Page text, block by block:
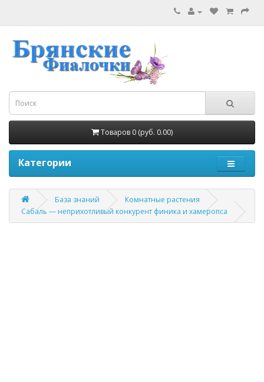
Товаров 0 (руб. 0.00)
Категории
База знаний
Комнатные растения
Сабаль — неприхотливый конкурент финика и хамеропса